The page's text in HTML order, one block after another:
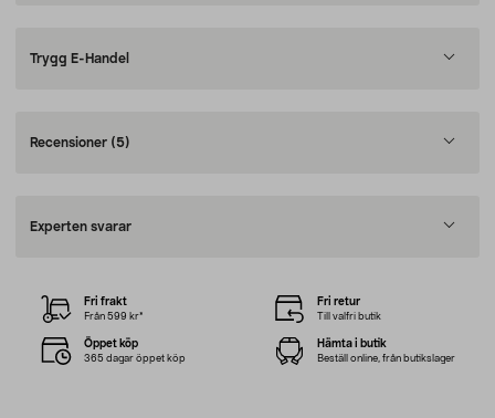
Trygg E-Handel
Recensioner (5)
Experten svarar
Fri frakt
Från 599 kr*
Fri retur
Till valfri butik
Öppet köp
365 dagar öppet köp
Hämta i butik
Beställ online, från butikslager